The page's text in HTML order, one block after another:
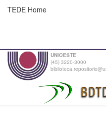
TEDE Home
UNIOESTE
(45) 3220-3000